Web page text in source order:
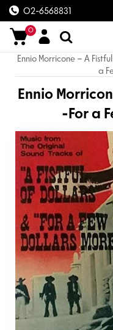
02-6568831
0
Ennio Morricone – A
a
Ennio
-For a